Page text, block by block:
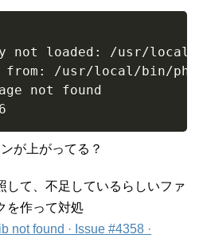
not loaded: /usr/
/usr/local/bin/php
not found
が上がってる？
して、不足しているらしいファ
を作って対処
not found · Issue #4358 ·